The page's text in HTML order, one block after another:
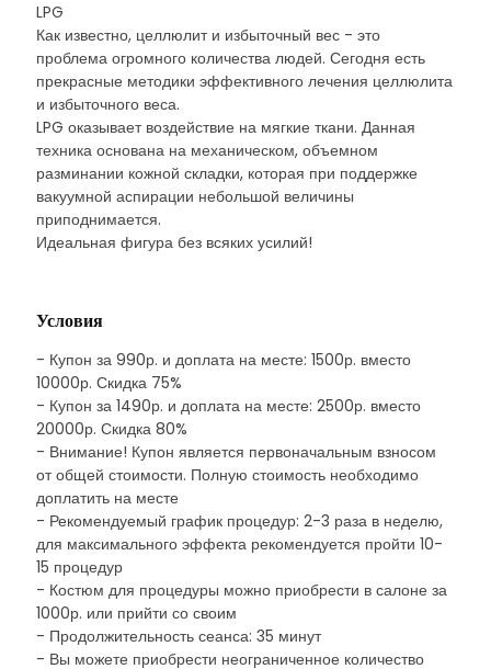
LPG
Как известно, целлюлит и избыточный вес - это
проблема огромного количества людей. Сегодня есть
прекрасные методики эффективного лечения целлюлита
и избыточного веса.
LPG оказывает воздействие на мягкие ткани. Данная
техника основана на механическом, объемном
разминании кожной складки, которая при поддержке
вакуумной аспирации небольшой величины
приподнимается.
Идеальная фигура без всяких усилий!
Условия
- Купон за 990р. и доплата на месте: 1500р. вместо
10000р. Скидка 75%
- Купон за 1490р. и доплата на месте: 2500р. вместо
20000р. Скидка 80%
- Внимание! Купон является первоначальным взносом
от общей стоимости. Полную стоимость необходимо
доплатить на месте
- Рекомендуемый график процедур: 2-3 раза в неделю,
для максимального эффекта рекомендуется пройти 10-
15 процедур
- Костюм для процедуры можно приобрести в салоне за
1000р. или прийти со своим
- Продолжительность сеанса: 35 минут
- Вы можете приобрести неограниченное количество